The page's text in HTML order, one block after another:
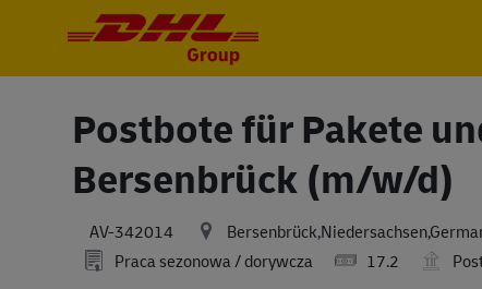
Postbote für Pakete
Bersenbrück (m/w/d)
AV-342014
Praca sezonowa / dorywcza
17.2